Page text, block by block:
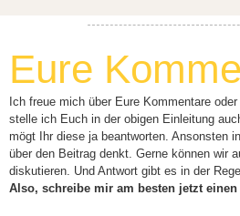
Eure
Ich freue mich über Eure Kommentare
stelle ich Euch in der obigen Einleitung
mögt Ihr diese ja beantworten. Ansonsten
über den Beitrag denkt. Gerne können wir
diskutieren. Und Antwort gibt es in der
Also, schreibe mir am besten jetzt einen